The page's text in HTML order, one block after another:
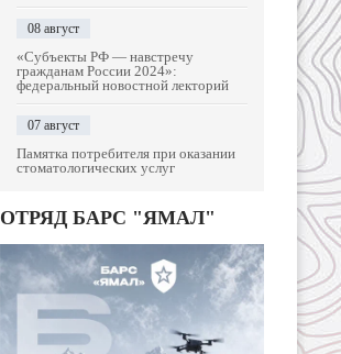
08 август
«Субъекты РФ — навстречу
гражданам России 2024»:
федеральный новостной лекторий
07 август
Памятка потребителя при оказании
стоматологических услуг
ОТРЯД БАРС "ЯМАЛ"